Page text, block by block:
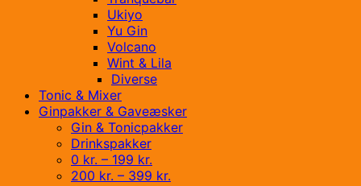
Ukiyo
Yu Gin
Volcano
Wint & Lila
Diverse
Tonic & Mixer
Ginpakker & Gaveæsker
Gin & Tonicpakker
Drinkspakker
0 kr. – 199 kr.
200 kr. – 399 kr.